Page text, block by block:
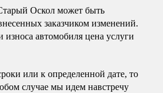
Оскол может быть
заказчиком изменений.
автомобиля цена услуги
или к определенной дате, то
случае мы идем навстречу